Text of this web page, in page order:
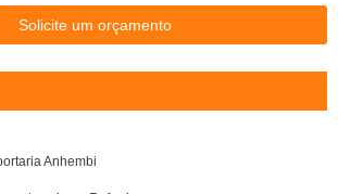
Solicite um orçamento
Anhembi